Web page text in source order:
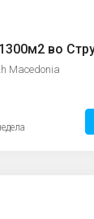
Macedonia